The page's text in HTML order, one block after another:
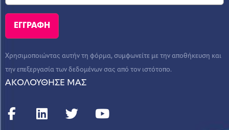
Χρησιμοποιώντας αυτήν τη φόρμα, συμφωνείτε με την αποθήκευση και
την επεξεργασία των δεδομένων σας από τον ιστότοπο.
ΑΚΟΛΟΥΘΗΣΕ ΜΑΣ